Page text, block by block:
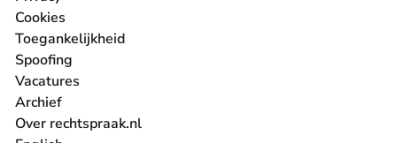
Cookies
Toegankelijkheid
Spoofing
Vacatures
- U verlaat Rechtspraak.nl
Archief
Over rechtspraak.nl